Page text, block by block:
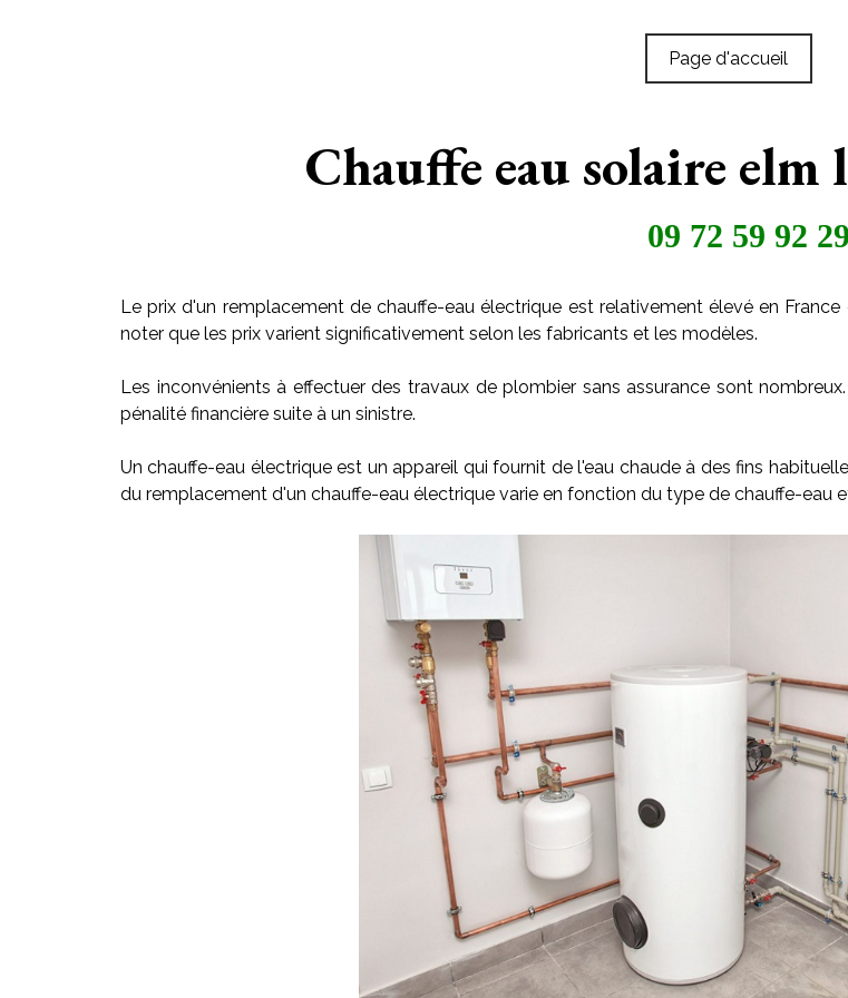
Page d'accueil
Chauffe eau solaire elm
09 72 59 92 29
Le prix d'un remplacement de chauffe-eau électrique est relativement élevé en
noter que les prix varient significativement selon les fabricants et les modèles.
Les inconvénients à effectuer des travaux de plombier sans assurance sont
pénalité financière suite à un sinistre.
Un chauffe-eau électrique est un appareil qui fournit de l'eau chaude à des fins
du remplacement d'un chauffe-eau électrique varie en fonction du type de chauffe-eau